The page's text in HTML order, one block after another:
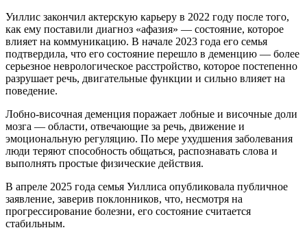
Уиллис закончил актерскую карьеру в 2022 году после того,
как ему поставили диагноз «афазия» — состояние, которое
влияет на коммуникацию. В начале 2023 года его семья
подтвердила, что его состояние перешло в деменцию — более
серьезное неврологическое расстройство, которое постепенно
разрушает речь, двигательные функции и сильно влияет на
поведение.
Лобно-височная деменция поражает лобные и височные доли
мозга — области, отвечающие за речь, движение и
эмоциональную регуляцию. По мере ухудшения заболевания
люди теряют способность общаться, распознавать слова и
выполнять простые физические действия.
В апреле 2025 года семья Уиллиса опубликовала публичное
заявление, заверив поклонников, что, несмотря на
прогрессирование болезни, его состояние считается
стабильным.